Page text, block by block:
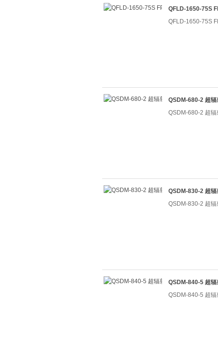
QFLD-1650-75S
QFLD-1650-75S
QSDM-680-2 超
QSDM-680-2 超
QSDM-830-2 超
QSDM-830-2 超
QSDM-840-5 超
QSDM-840-5 超